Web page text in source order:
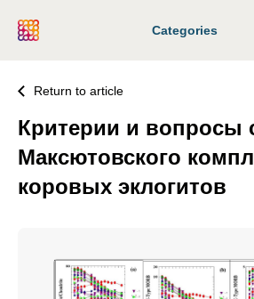
Categories
Return to article
Критерии и вопросы
Максютовского
коровых эклогитов